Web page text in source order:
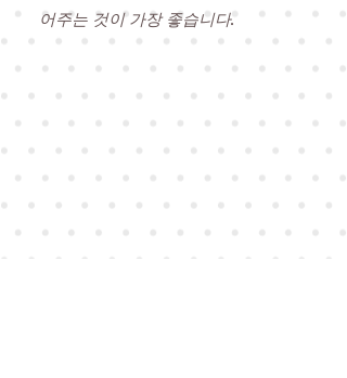
어주는 것이 가장 좋습니다.